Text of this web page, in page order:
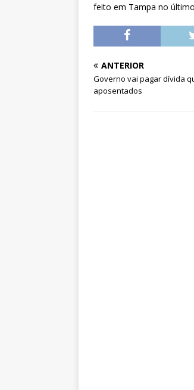
feito em Tampa no
ANTERIOR
Governo vai pagar dívida
aposentados